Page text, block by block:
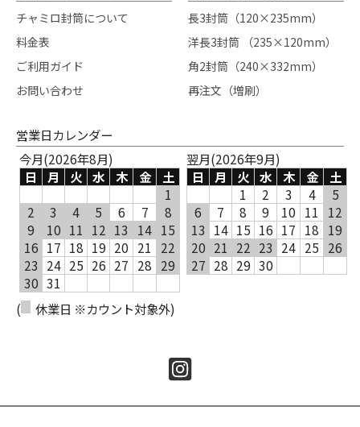
チャミロ封筒について
料金表
ご利用ガイド
お問い合わせ
長3封筒（120×235mm）
洋長3封筒 （235×120mm）
角2封筒（240×332mm）
再注文（増刷）
営業日カレンダー
今月(2026年8月)
日
月 火 水 木 金
土
1
2
3 4 5 6 7
8
9
10 11 12 13 14 15
16 17 18 19 20 21
22
23 24 25 26 27 28 29
30 31
翌月(2026年9月)
日
月 火 水 木 金
土
1
2 3 4
5
6
7 8 9 10 11
12
13 14 15 16 17 18 19
20 21 22 23 24 25 26
27 28 29 30
( 休業日 ※カウント対象外)